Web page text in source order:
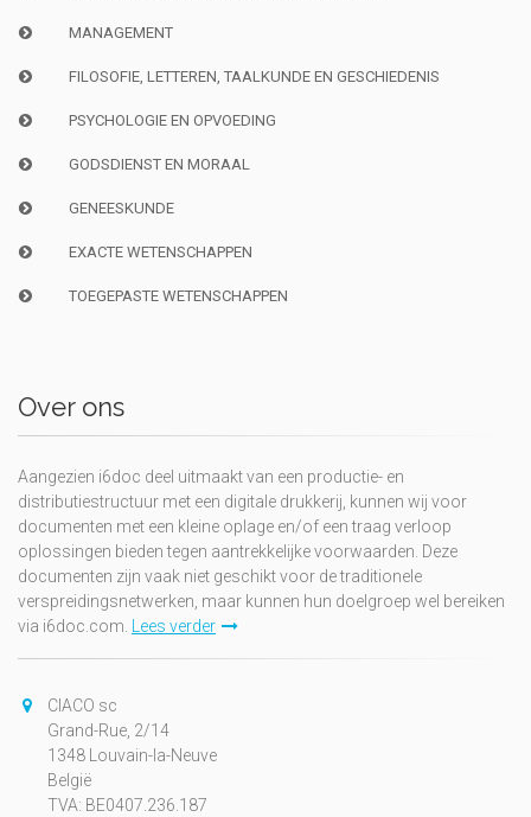
MANAGEMENT
FILOSOFIE, LETTEREN, TAALKUNDE EN GESCHIEDENIS
PSYCHOLOGIE EN OPVOEDING
GODSDIENST EN MORAAL
GENEESKUNDE
EXACTE WETENSCHAPPEN
TOEGEPASTE WETENSCHAPPEN
Over ons
Aangezien i6doc deel uitmaakt van een productie- en
distributiestructuur met een digitale drukkerij, kunnen wij voor
documenten met een kleine oplage en/of een traag verloop
oplossingen bieden tegen aantrekkelijke voorwaarden. Deze
documenten zijn vaak niet geschikt voor de traditionele
verspreidingsnetwerken, maar kunnen hun doelgroep wel bereiken
via i6doc.com. Lees verder
CIACO sc
Grand-Rue, 2/14
1348 Louvain-la-Neuve
België
TVA: BE0407.236.187